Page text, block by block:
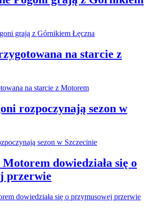
na starcie z
rozpoczynają sezon w
dowiedziała się o
przerwie